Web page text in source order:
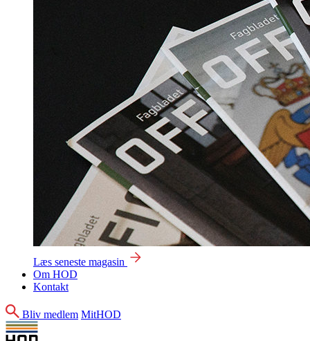
Læs seneste magasin
Om HOD
Kontakt
Søg
Bliv medlem MitHOD